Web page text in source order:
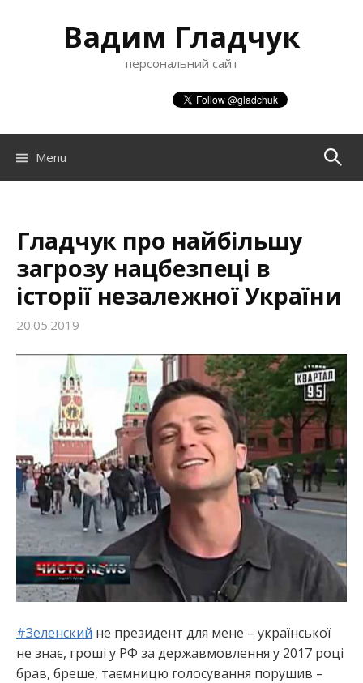
c
Вадим Гладчук
персональний сайт
Menu П
:
Гладчук про найбільшу
загрозу нацбезпеці в
історії незалежної України
20.05.2019
#Зеленский не президент для мене – української
не знає, гроші у РФ за державмовлення у 2017 році
брав, бреше, таємницю голосування порушив –